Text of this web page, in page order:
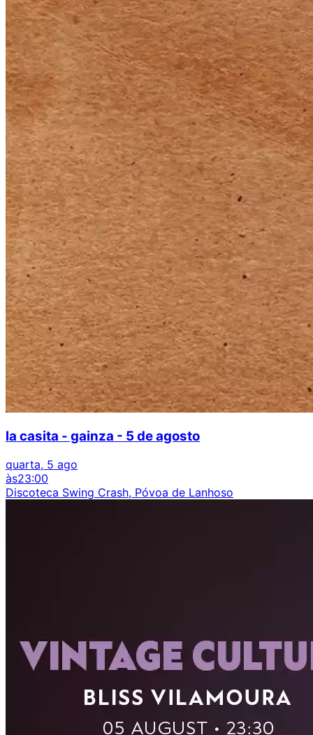
la casita - gainza - 5 de agosto
quarta, 5 ago
às23:00
Discoteca Swing Crash, Póvoa de Lanhoso